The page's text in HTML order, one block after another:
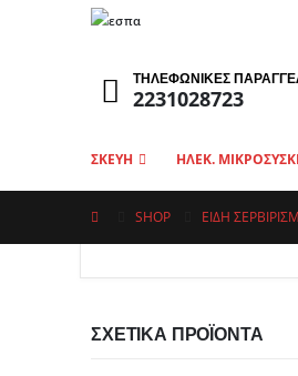
ΤΗΛΕΦΩΝΙΚΕΣ
2231028723
ΣΚΕΥΗ ΗΛΕΚ.
SHOP ΕΙΔΗ
ΣΧΕΤΙΚΆ ΠΡΟΪΌΝΤΑ